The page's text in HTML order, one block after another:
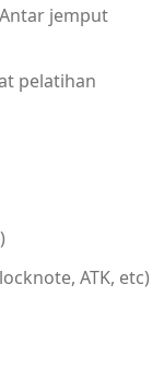
jemput
pelatihan
ATK, etc)